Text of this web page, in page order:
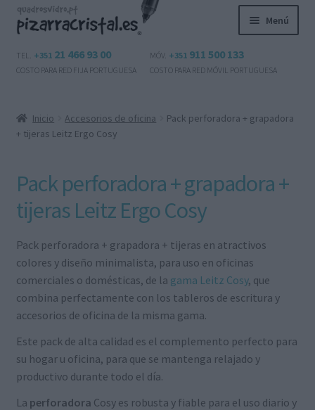
Ir
a
navegación
Ir
al
Menú
Productos
el
Contactos
Español
TEL. +351 21 466 93 00
COSTO PARA RED FIJA PORTUGUESA
MÓV. +351 911 500 133
COSTO PARA RED MÓVIL PORTUGUESA
Inicio Accesorios de oficina
Pack perforadora + grapadora
+ tijeras Leitz Ergo Cosy
Pack perforadora + grapadora +
tijeras Leitz Ergo Cosy
Pack perforadora + grapadora + tijeras en atractivos
colores y diseño minimalista, para uso en oficinas
comerciales o domésticas, de la gama Leitz Cosy, que
combina perfectamente con los tableros de escritura y
accesorios de oficina de la misma gama.
Este pack de alta calidad es el complemento perfecto para
su hogar u oficina, para que se mantenga relajado y
productivo durante todo el día.
La perforadora Cosy es robusta y fiable para el uso diario y